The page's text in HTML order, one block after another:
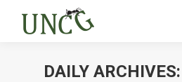
DAILY ARCHIVES: